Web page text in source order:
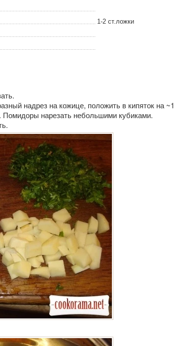
1-2 ст.ложки
надрез на кожице, положить в кипяток на ~1
Помидоры нарезать небольшими кубиками.